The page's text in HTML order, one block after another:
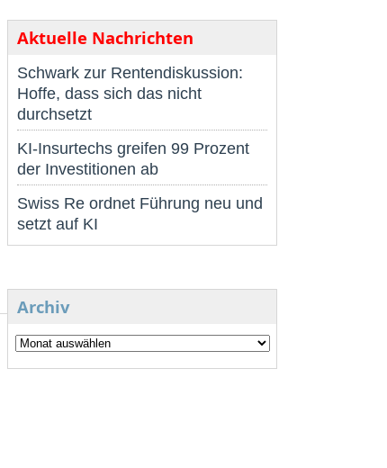
Aktuelle Nachrichten
Schwark zur Rentendiskussion:
Hoffe, dass sich das nicht
durchsetzt
KI-Insurtechs greifen 99 Prozent
der Investitionen ab
Swiss Re ordnet Führung neu und
setzt auf KI
Archiv